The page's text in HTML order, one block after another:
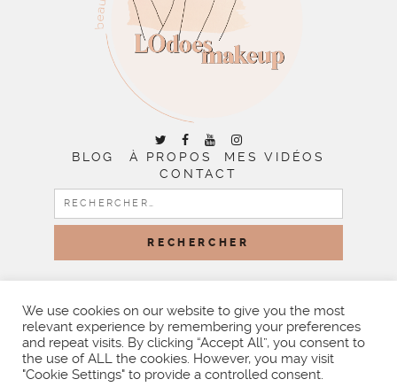
BLOG À PROPOS
MES VIDÉOS
CONTACT
RECHERCHER :
BY LITTLE THEME SHOP
We use cookies on our website to give you the most
relevant experience by remembering your preferences
and repeat visits. By clicking “Accept All”, you consent to
the use of ALL the cookies. However, you may visit
"Cookie Settings" to provide a controlled consent.